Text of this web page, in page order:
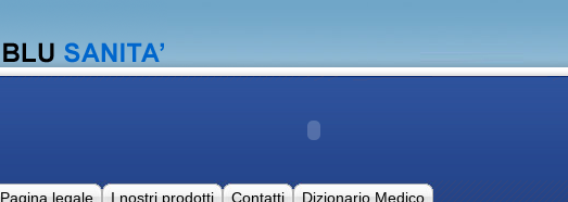
Pagina legale I nostri prodotti Contatti
Dizionario Medico